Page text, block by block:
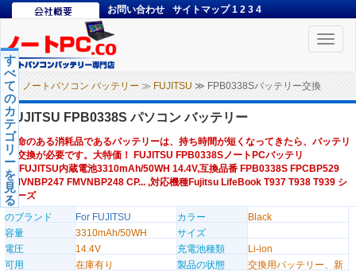
お問い合わせ サイトマップ 1 2 3 4
Toggle
ノートパソコン バッテリー ≫ FUJITSU ≫ FPB0338Sバッテリー交換
す
べ
て
の
カ
テ
ゴ
リ
ー
を
見
る
FUJITSU FPB0338S パソコン バッテリー
寿命のある消耗品であるバッテリーは、持ち時間が短くなってきたら、バッテリ
ー交換が必要です。大特価！ FUJITSU FPB0338SノートPCバッテリ
ー,FUJITSU内蔵電池3310mAh/50WH 14.4V,互換品番 FPB0338S FPCBP529
FMVNBP247 FMVNBP248 CP... ,対応機種Fujitsu LifeBook T937 T938 T939 シ
リーズ
のブランド
For FUJITSU カラー
Black
容量
3310mAh/50WH
サイズ
電圧
14.4V 充電池種類
Li-ion
可用
在庫有り 製品の状態
交換用バッテリー、新